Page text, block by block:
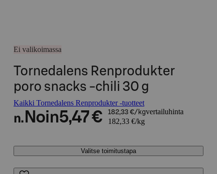
Ei valikoimassa
Tornedalens Renprodukter
poro snacks -chili 30 g
Kaikki Tornedalens Renprodukter -tuotteet
n. Noin5,47 € 182,33 €/kgvertailuhinta
182,33 €/kg
Valitse toimitustapa